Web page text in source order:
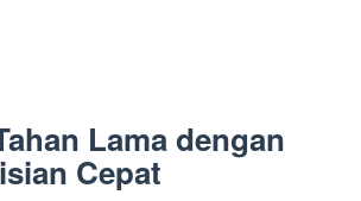
Lama dengan
Cepat